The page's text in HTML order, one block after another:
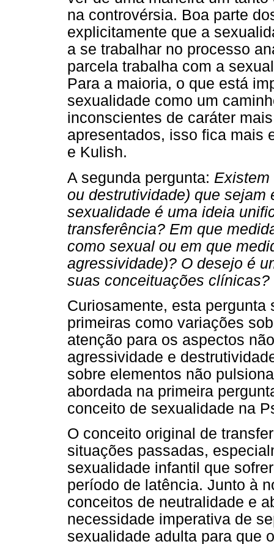
na controvérsia. Boa parte
explicitamente que a
a se trabalhar no processo
parcela trabalha com a
Para a maioria, o que está
sexualidade como um
inconscientes de caráter
apresentados, isso fica mais
e Kulish.
A segunda pergunta: Existem
ou destrutividade) que
sexualidade é uma ideia
transferência? Em que
como sexual ou em que
agressividade)? O desejo é
suas conceituações clínicas?
Curiosamente, esta
primeiras como variações
atenção para os aspectos
agressividade e
sobre elementos não
abordada na primeira
conceito de sexualidade na
O conceito original de
situações passadas,
sexualidade infantil que
período de latência. Junto à
conceitos de neutralidade e
necessidade imperativa de
sexualidade adulta para que